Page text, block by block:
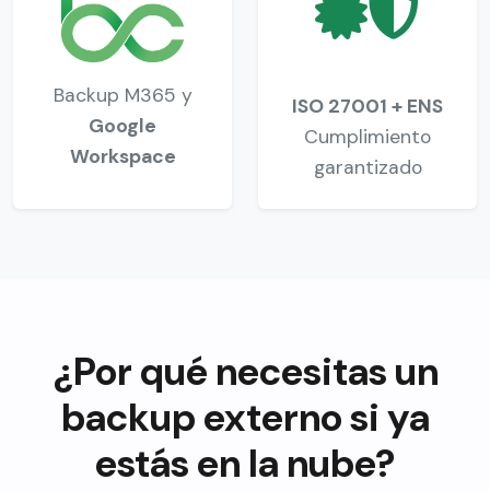
Backup M365 y
Google
Workspace
ISO 27001 + ENS
Cumplimiento
garantizado
¿Por qué necesitas un
backup externo si ya
estás en la nube?